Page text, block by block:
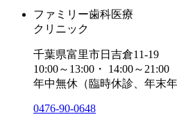
ファミリー歯科医療
クリニック
千葉県富里市日吉倉11-19
10:00～13:00・ 14:00～21:00
年中無休（臨時休診、年末年
0476-90-0648